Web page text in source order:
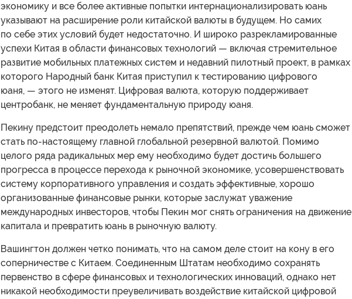
экономику и все более активные попытки интернационализировать юань
указывают на расширение роли китайской валюты в будущем. Но самих
по себе этих условий будет недостаточно. И широко разрекламированные
успехи Китая в области финансовых технологий — включая стремительное
развитие мобильных платежных систем и недавний пилотный проект, в рамках
которого Народный банк Китая приступил к тестированию цифрового
юаня, — этого не изменят. Цифровая валюта, которую поддерживает
центробанк, не меняет фундаментальную природу юаня.
Пекину предстоит преодолеть немало препятствий, прежде чем юань сможет
стать по-настоящему главной глобальной резервной валютой. Помимо
целого ряда радикальных мер ему необходимо будет достичь большего
прогресса в процессе перехода к рыночной экономике, усовершенствовать
систему корпоративного управления и создать эффективные, хорошо
организованные финансовые рынки, которые заслужат уважение
международных инвесторов, чтобы Пекин мог снять ограничения на движение
капитала и превратить юань в рыночную валюту.
Вашингтон должен четко понимать, что на самом деле стоит на кону в его
соперничестве с Китаем. Соединенным Штатам необходимо сохранять
первенство в сфере финансовых и технологических инноваций, однако нет
никакой необходимости преувеличивать воздействие китайской цифровой